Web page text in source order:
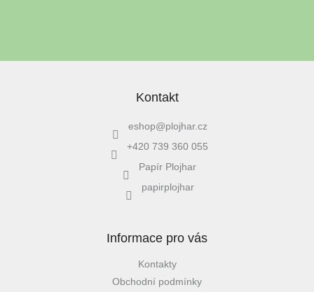
Kontakt
eshop@plojhar.cz
+420 739 360 055
Papír Plojhar
papirplojhar
Informace pro vás
Kontakty
Obchodní podmínky